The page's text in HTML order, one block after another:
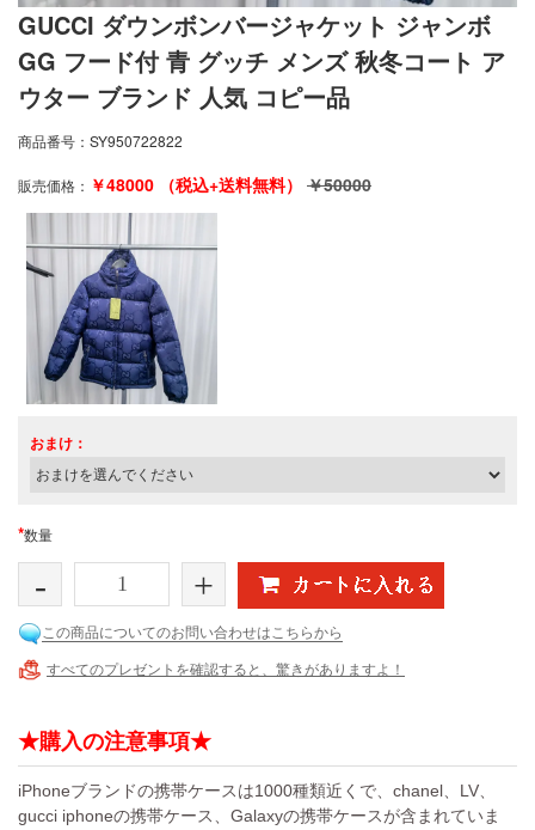
GUCCI ダウンボンバージャケット ジャンボ
GG フード付 青 グッチ メンズ 秋冬コート ア
ウター ブランド 人気 コピー品
商品番号： SY950722822
販売価格： ￥48000 （税込+送料無料） ￥50000
おまけ：
*数量
- +
この商品についてのお問い合わせはこちらから
すべてのプレゼントを確認すると、驚きがありますよ！
★購入の注意事項★
iPhoneブランドの携帯ケースは1000種類近くで、chanel、LV、
gucci iphoneの携帯ケース、Galaxyの携帯ケースが含まれていま